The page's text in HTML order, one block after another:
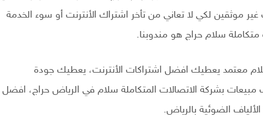
موثقين لكي لا تعاني من تأخر اشتراك الأنترنت أو سوء الخدمة
سلام حراج هو مندوبنا.
معتمد يعطيك افضل اشتراكات الأنترنت، يعطيك جودة
بشركة الاتصالات المتكاملة سلام في الرياض حراج، افضل
الضوئية بالرياض.